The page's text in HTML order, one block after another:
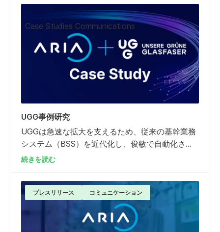
いることでしょう。何しろ、日々の業務の多くは
Salesforceプラットフォーム上で行われており、
データもすでにそこに保存されています。そのた
め、作業を簡素化し、重複作業を避けるために
も、Salesforceの別の製品を利用するのが理にか
なっていると思いませんか？
Case Studies Communications
UGG事例研究
UGGは急速な拡大を支えるため、従来の基幹業務
システム（BSS）を近代化し、俊敏で自動化され
たデータ駆動型の課金・CRM・マーケティング機
続きを読む
プレスリリース コミュニケーション